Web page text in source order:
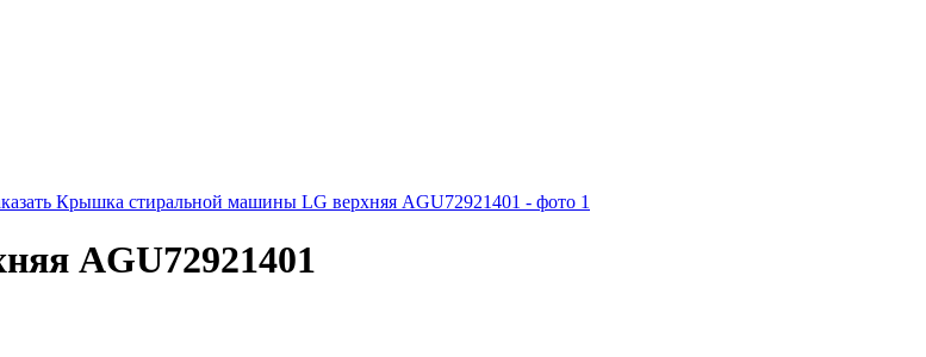
AGU72921401